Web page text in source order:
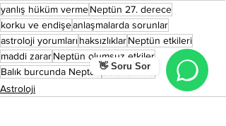
👋 Soru Sor
yanlış hüküm vermeNeptün 27. derece
korku ve endişeanlaşmalarda sorunlar
astroloji yorumlarıhaksızlıklarNeptün etkileri
maddi zararNeptün olumsuz etkiler
Balık burcunda Neptündolandırılma
Astroloji